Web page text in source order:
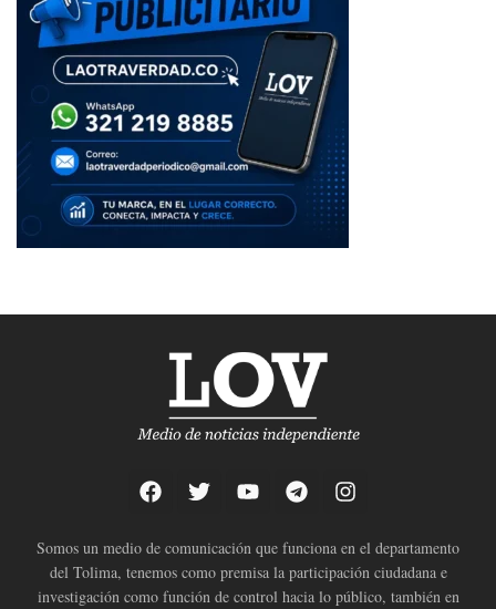
Somos un medio de comunicación que funciona en el departamento
del Tolima, tenemos como premisa la participación ciudadana e
investigación como función de control hacia lo público, también en